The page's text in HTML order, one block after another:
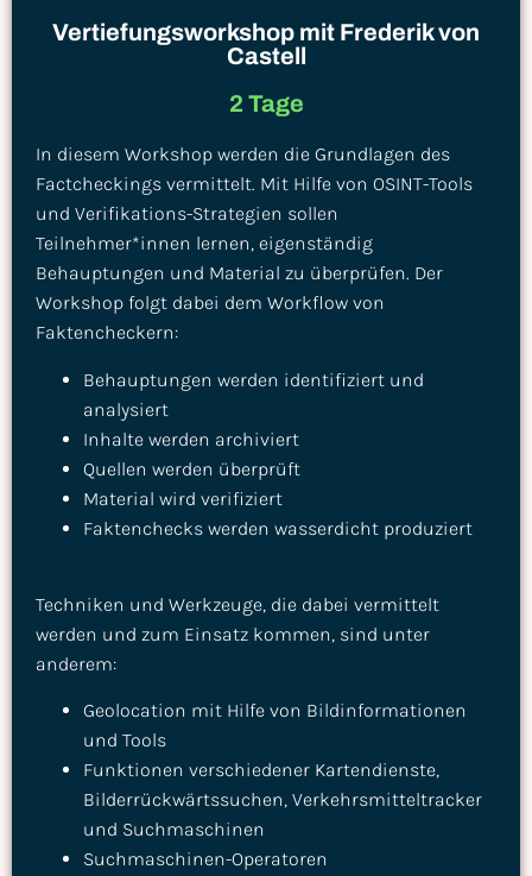
Vertiefungsworkshop mit Frederik von
Castell
2 Tage
In diesem Workshop werden die Grundlagen des
Factcheckings vermittelt. Mit Hilfe von OSINT-Tools
und Verifikations-Strategien sollen
Teilnehmer*innen lernen, eigenständig
Behauptungen und Material zu überprüfen. Der
Workshop folgt dabei dem Workflow von
Faktencheckern:
Behauptungen werden identifiziert und
analysiert
Inhalte werden archiviert
Quellen werden überprüft
Material wird verifiziert
Faktenchecks werden wasserdicht produziert
Techniken und Werkzeuge, die dabei vermittelt
werden und zum Einsatz kommen, sind unter
anderem:
Geolocation mit Hilfe von Bildinformationen
und Tools
Funktionen verschiedener Kartendienste,
Bilderrückwärtssuchen, Verkehrsmitteltracker
und Suchmaschinen
Suchmaschinen-Operatoren